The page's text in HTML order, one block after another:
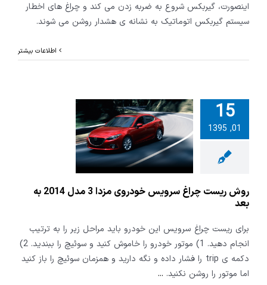
اینصورت، گیربکس شروع به ضربه زدن می کند و چراغ های اخطار
سیستم گیربکس اتوماتیک به نشانه ی هشدار روشن می شوند.
اطلاعات بیشتر
15
01, 1395
چراغ
خودروی
روش ریست چراغ سرویس خودروی مزدا 3 مدل 2014 به
بعد
برای ریست چراغ سرویس این خودرو باید مراحل زیر را به ترتیب
انجام دهید. 1) موتور خودرو را خاموش کنید و سوئیچ را ببندید. 2)
دکمه ی trip را فشار داده و نگه دارید و همزمان سوئیچ را باز کنید
اما موتور را روشن نکنید. ...